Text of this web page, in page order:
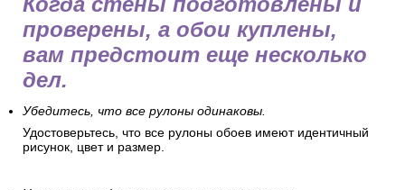
Когда стены подготовлены и
проверены, а обои куплены,
вам предстоит еще несколько
дел.